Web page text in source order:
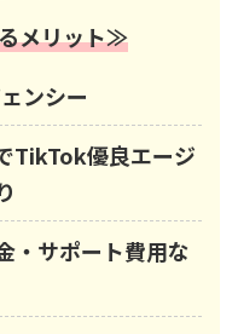
メリット≫
ンシー
TikTok優良エージ
・サポート費用な